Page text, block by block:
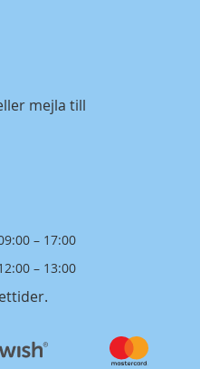
mejla till
– 17:00
– 13:00
.